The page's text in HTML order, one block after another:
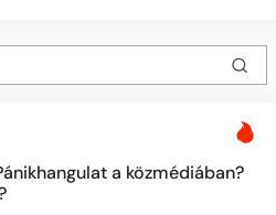
a közmédiában?